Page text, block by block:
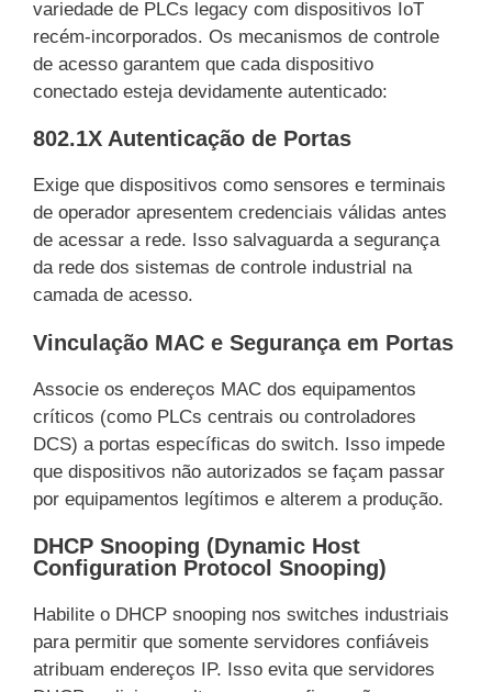
variedade de PLCs legacy com dispositivos IoT
recém-incorporados. Os mecanismos de controle
de acesso garantem que cada dispositivo
conectado esteja devidamente autenticado:
802.1X Autenticação de Portas
Exige que dispositivos como sensores e terminais
de operador apresentem credenciais válidas antes
de acessar a rede. Isso salvaguarda a segurança
da rede dos sistemas de controle industrial na
camada de acesso.
Vinculação MAC e Segurança em Portas
Associe os endereços MAC dos equipamentos
críticos (como PLCs centrais ou controladores
DCS) a portas específicas do switch. Isso impede
que dispositivos não autorizados se façam passar
por equipamentos legítimos e alterem a produção.
DHCP Snooping (Dynamic Host
Configuration Protocol Snooping)
Habilite o DHCP snooping nos switches industriais
para permitir que somente servidores confiáveis
atribuam endereços IP. Isso evita que servidores